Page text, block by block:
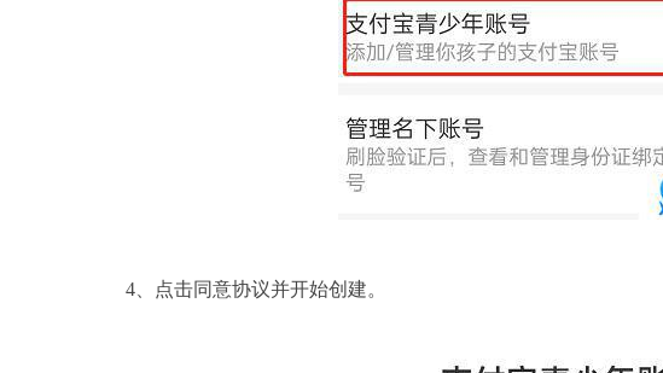
4、点击同意协议并开始创建。